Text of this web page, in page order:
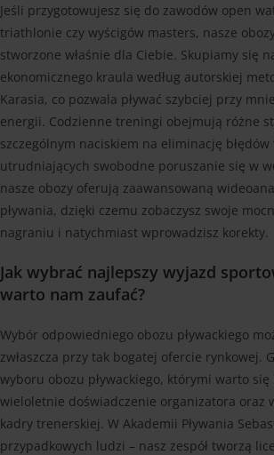
Jeśli przygotowujesz się do zawodów open
triathlonie czy wyścigów masters, nasze
stworzone właśnie dla Ciebie. Skupiamy się
ekonomicznego kraula według autorskiej
Karasia, co pozwala pływać szybciej przy
energii. Codzienne treningi obejmują różne
szczególnym naciskiem na eliminację
utrudniających swobodne poruszanie się w
nasze obozy oferują zaawansowaną
pływania, dzięki czemu zobaczysz swoje
nagraniu i natychmiast wprowadzisz korekty.
Jak wybrać najlepszy wyjazd
warto nam zaufać?
Wybór odpowiedniego obozu pływackiego
zwłaszcza przy tak bogatej ofercie rynkowej.
wyboru obozu pływackiego, którymi warto
wieloletnie doświadczenie organizatora oraz
kadry trenerskiej. W Akademii Pływania
przypadkowych ludzi – nasz zespół tworzą